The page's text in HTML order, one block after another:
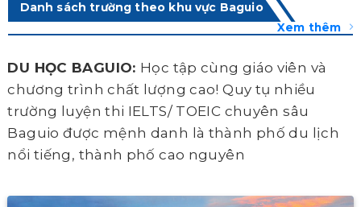
Danh sách trường theo khu vực Baguio
Xem thêm
DU HỌC BAGUIO: Học tập cùng giáo viên và
chương trình chất lượng cao! Quy tụ nhiều
trường luyện thi IELTS/ TOEIC chuyên sâu
Baguio được mệnh danh là thành phố du lịch
nổi tiếng, thành phố cao nguyên